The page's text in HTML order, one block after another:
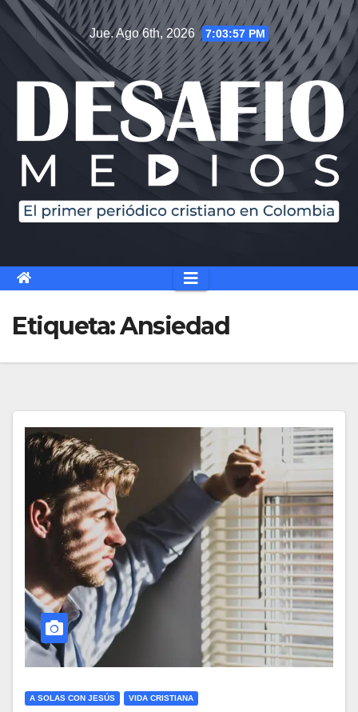
Saltar
contenido
Jue. Ago 6th, 2026 7:03:57 PM
Etiqueta:Ansiedad
A SOLAS CON JESÚS VIDA CRISTIANA